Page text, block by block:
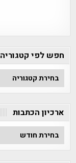
חפש לפי קטגוריה
חפש
לפי
ארכיון הכתבות
ארכיון
הכתבות